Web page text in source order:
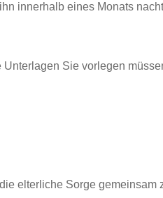
innerhalb eines Monats
Sie vorlegen
elterliche Sorge